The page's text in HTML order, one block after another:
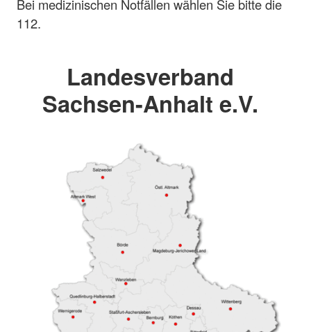
Bei medizinischen Notfällen wählen Sie bitte die
112.
Landesverband
Sachsen-Anhalt e.V.